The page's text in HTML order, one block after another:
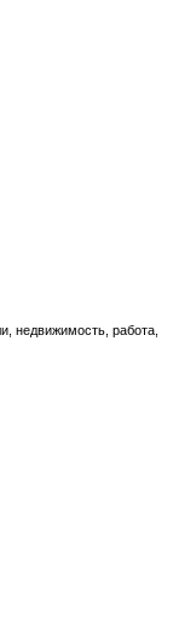
недвижимость, работа,